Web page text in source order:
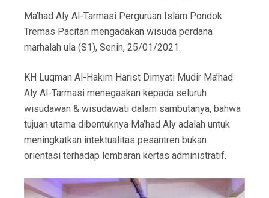
Ma’had Aly Al-Tarmasi Perguruan Islam Pondok
Tremas Pacitan mengadakan wisuda perdana
marhalah ula (S1), Senin, 25/01/2021.
KH Luqman Al-Hakim Harist Dimyati Mudir Ma’had
Aly Al-Tarmasi menegaskan kepada seluruh
wisudawan & wisudawati dalam sambutanya, bahwa
tujuan utama dibentuknya Ma’had Aly adalah untuk
meningkatkan intektualitas pesantren bukan
orientasi terhadap lembaran kertas administratif.